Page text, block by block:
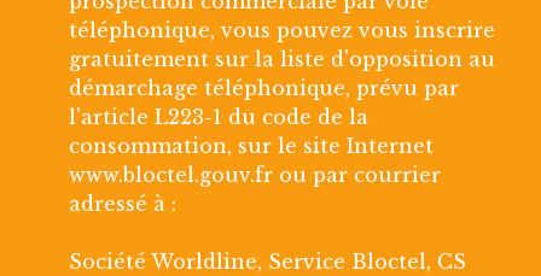
téléphonique, vous pouvez vous inscrire
gratuitement sur la liste d'opposition au
démarchage téléphonique, prévu par
l'article L223-1 du code de la
consommation, sur le site Internet
www.bloctel.gouv.fr ou par courrier
adressé à :
Société Worldline, Service Bloctel, CS